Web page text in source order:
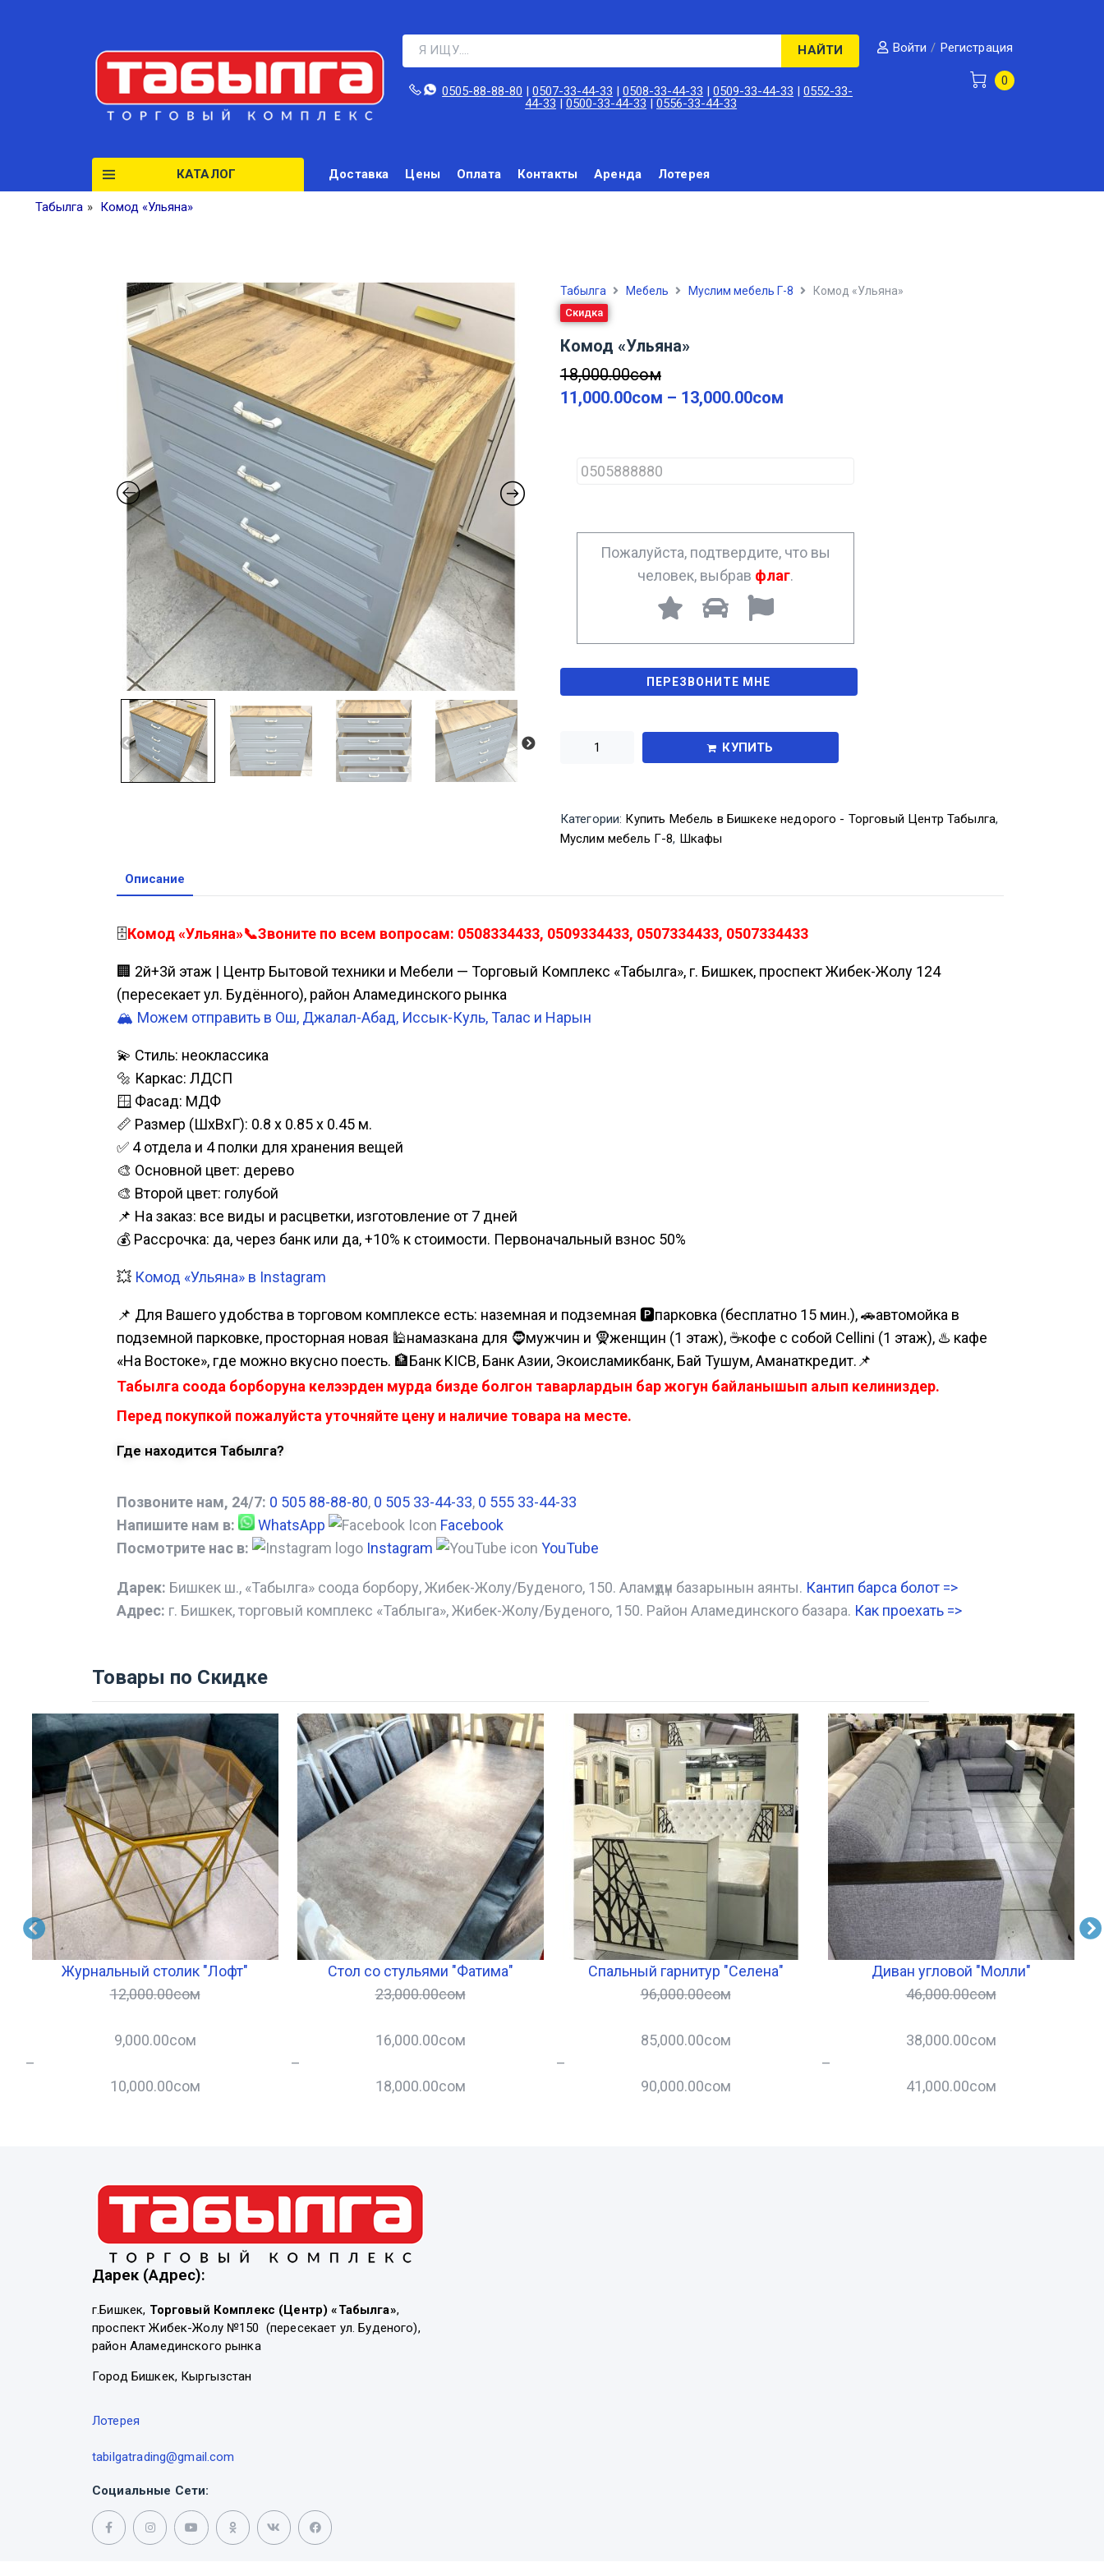
НАЙТИ
0505-88-88-80‬ |0507-33-44-33 |0508-33-44-33 |0509-33-44-33 |0552-33-
44-33 |0500-33-44-33 |0556-33-44-33
Войти / Регистрация
0
КАТАЛОГ Доставка Цены Оплата Контакты Аренда Лотерея
Табылга » Комод «Ульяна»
Табылга Мебель Муслим мебель Г-8 Комод «Ульяна»
Скидка
Комод «Ульяна»
18,000.00сом
11,000.00сом – 13,000.00сом
h
Пожалуйста, подтвердите, что вы
человек, выбрав флаг.
КУПИТЬ
Категории: Купить Мебель в Бишкеке недорого - Торговый Центр Табылга,
Муслим мебель Г-8, Шкафы
Описание
🗄️Комод «Ульяна»📞Звоните по всем вопросам: 0508334433, 0509334433, 0507334433, 0507334433
🏢 2й+3й этаж | Центр Бытовой техники и Мебели — Торговый Комплекс «Табылга», г. Бишкек, проспект Жибек-Жолу 124
(пересекает ул. Будённого), район Аламединского рынка
🏔️ Можем отправить в Ош, Джалал-Абад, Иссык-Куль, Талас и Нарын
💫 Стиль: неоклассика
🔩 Каркас: ЛДСП
🪟 Фасад: МДФ
📏 Размер (ШхВхГ): 0.8 х 0.85 х 0.45 м.
✅ 4 отдела и 4 полки для хранения вещей
🎨 Основной цвет: дерево
🎨 Второй цвет: голубой
📌 На заказ: все виды и расцветки, изготовление от 7 дней
💰 Рассрочка: да, через банк или да, +10% к стоимости. Первоначальный взнос 50%
💥 Комод «Ульяна» в Instagram
📌 Для Вашего удобства в торговом комплексе есть: наземная и подземная 🅿парковка (бесплатно 15 мин.), 🚗автомойка в
подземной парковке, просторная новая 🕌намазкана для 🧔мужчин и 🧕женщин (1 этаж), ☕кофе с собой Cellini (1 этаж), ♨️ кафе
«На Востоке», где можно вкусно поесть. 🏦Банк KICB, Банк Азии, Экоисламикбанк, Бай Тушум, Аманаткредит.📌
Табылга соода борборуна келээрден мурда бизде болгон таварлардын бар жогун байланышып алып келиниздер.
Перед покупкой пожалуйста уточняйте цену и наличие товара на месте.
Где находится Табылга?
Позвоните нам, 24/7: 0 505 88-88-80, 0 505 33-44-33, 0 555 33-44-33
Напишите нам в:
WhatsApp
Facebook
Посмотрите нас в:
Instagram YouTube
Дарек: Бишкек ш., «Табылга» соода борбору, Жибек-Жолу/Буденого, 150. Аламүдүн базарынын аянты. Кантип барса болот =>
Адрес: г. Бишкек, торговый комплекс «Таблыга», Жибек-Жолу/Буденого, 150. Район Аламединского базара. Как проехать =>
Товары по Скидке
Журнальный столик "Лофт"
12,000.00сом
9,000.00сом
–
10,000.00сом
Стол со стульями "Фатима"
23,000.00сом
16,000.00сом
–
18,000.00сом
Спальный гарнитур "Селена"
96,000.00сом
85,000.00сом
–
90,000.00сом
Диван угловой "Молли"
46,000.00сом
38,000.00сом
–
41,000.00сом
Дарек (Адрес):
г.Бишкек, Торговый Комплекс (Центр) «Табылга»,
проспект Жибек-Жолу №150 (пересекает ул. Буденого),
район Аламединского рынка
Город Бишкек, Кыргызстан
Лотерея
tabilgatrading@gmail.com
Социальные Сети: